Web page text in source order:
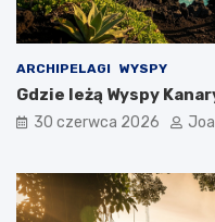
ARCHIPELAGI WYSPY
Gdzie leżą Wyspy
30 czerwca 2026